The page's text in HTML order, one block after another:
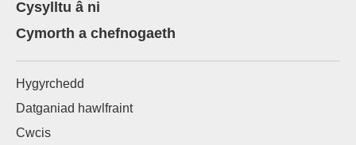
Cysylltu â ni
Cymorth a chefnogaeth
Hygyrchedd
Datganiad hawlfraint
Cwcis